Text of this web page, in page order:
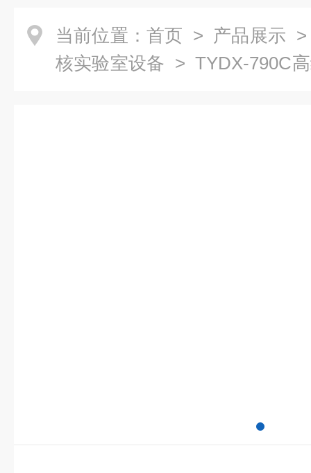
当前位置： 首页 > 产品展示
核实验室设备 > TYDX-790C